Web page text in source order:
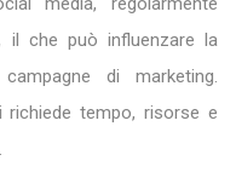
il che può influenzare la
di marketing.
richiede tempo, risorse e